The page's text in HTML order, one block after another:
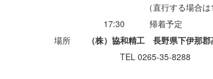
（直行する場合は12:50ま
17:30 帰着予定
場所
（株）協和精工 長野県下伊那
TEL 0265-35-8288